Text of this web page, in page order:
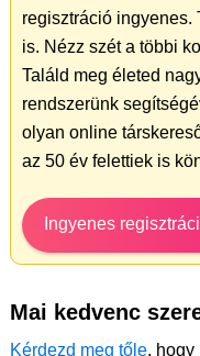
regisztráció ingyenes.
is. Nézz szét a többi
Találd meg életed
rendszerünk
olyan online
az 50 év felettiek is
Ingyenes
Mai kedvenc
Kérdezd meg tőle, hogy